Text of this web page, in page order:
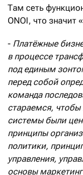
Там сеть
ONOI, что значит
- Платёжные
в процессе
под единым
перед собой
команда
стараемся,
системы были
принципы
политики,
управления,
основы